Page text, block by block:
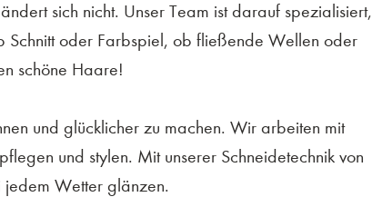
sich nicht. Unser Team ist darauf spezialisiert,
oder Farbspiel, ob fließende Wellen oder
schöne Haare!
und glücklicher zu machen. Wir arbeiten mit
und stylen. Mit unserer Schneidetechnik von
Wetter glänzen.